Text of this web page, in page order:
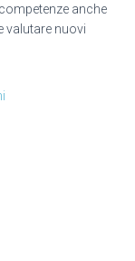
anche
valutare nuovi